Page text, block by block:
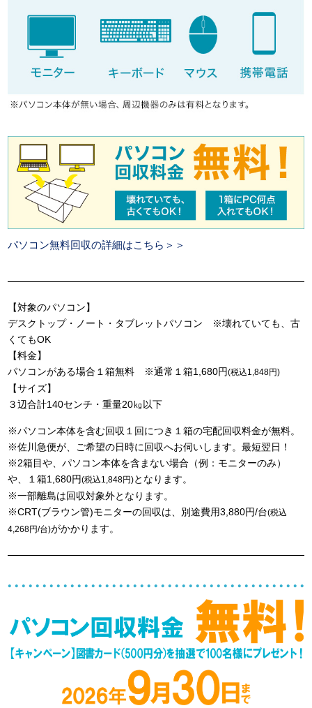
パソコン無料回収の詳細はこちら＞＞
【対象のパソコン】
デスクトップ・ノート・タブレットパソコン ※壊れていても、古
くてもOK
【料金】
パソコンがある場合１箱無料 ※通常１箱1,680円(税込1,848円)
【サイズ】
３辺合計140センチ・重量20㎏以下
※パソコン本体を含む回収１回につき１箱の宅配回収料金が無料。
※佐川急便が、ご希望の日時に回収へお伺いします。最短翌日！
※2箱目や、パソコン本体を含まない場合（例：モニターのみ）
や、１箱1,680円(税込1,848円)となります。
※一部離島は回収対象外となります。
※CRT(ブラウン管)モニターの回収は、別途費用3,880円/台(税込
4,268円/台)がかかります。